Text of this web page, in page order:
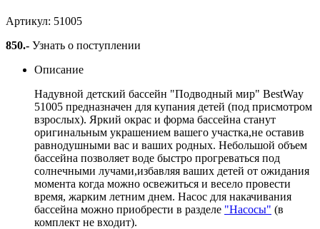
Артикул: 51005
850.- Узнать о поступлении
Описание
Надувной детский бассейн "Подводный мир" BestWay
51005 предназначен для купания детей (под присмотром
взрослых). Яркий окрас и форма бассейна станут
оригинальным украшением вашего участка,не оставив
равнодушными вас и ваших родных. Небольшой объем
бассейна позволяет воде быстро прогреваться под
солнечными лучами,избавляя ваших детей от ожидания
момента когда можно освежиться и весело провести
время, жарким летним днем. Насос для накачивания
бассейна можно приобрести в разделе "Насосы" (в
комплект не входит).